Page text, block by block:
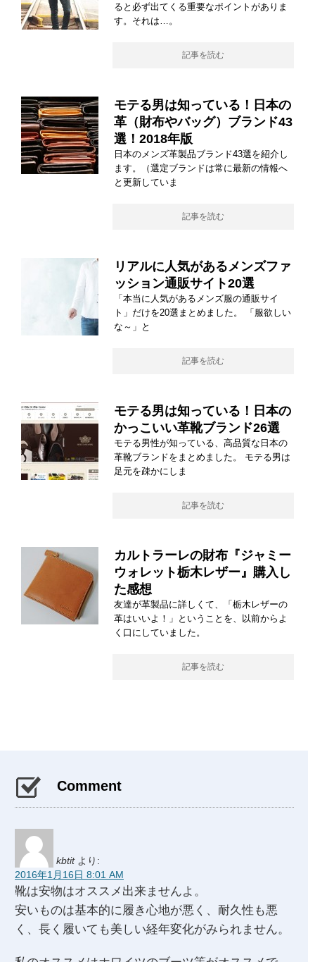
ると必ず出てくる重要なポイントがありま
す。それは…。
記事を読む
モテる男は知っている！日本の
革（財布やバッグ）ブランド43
選！2018年版
日本のメンズ革製品ブランド43選を紹介し
ます。（選定ブランドは常に最新の情報へ
と更新していま
記事を読む
リアルに人気があるメンズファ
ッション通販サイト20選
「本当に人気があるメンズ服の通販サイ
ト」だけを20選まとめました。 「服欲しい
な～」と
記事を読む
モテる男は知っている！日本の
かっこいい革靴ブランド26選
モテる男性が知っている、高品質な日本の
革靴ブランドをまとめました。 モテる男は
足元を疎かにしま
記事を読む
カルトラーレの財布『ジャミー
ウォレット栃木レザー』購入し
た感想
友達が革製品に詳しくて、「栃木レザーの
革はいいよ！」ということを、以前からよ
く口にしていました。
記事を読む
Comment
kbtit より:
2016年1月16日 8:01 AM
靴は安物はオススメ出来ませんよ。
安いものは基本的に履き心地が悪く、耐久性も悪
く、長く履いても美しい経年変化がみられません。